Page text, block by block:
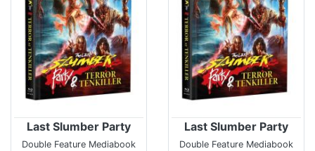
Last Slumber Party
Double Feature Mediabook
Last Slumber Party
Double Feature Mediabook